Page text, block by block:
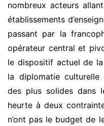
nombreux acteurs
établissements
passant par la
opérateur central et
le dispositif actuel de
la diplomatie culturelle
des plus solides dans
heurte à deux
n’ont pas le budget de